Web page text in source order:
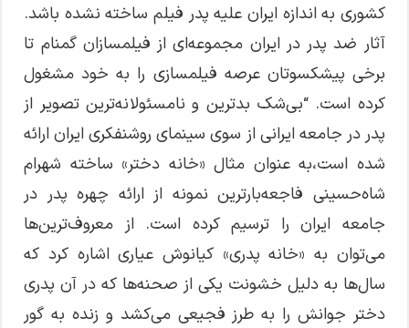
کشوری به اندازه ایران علیه پدر فیلم ساخته نشده باشد.
آثار ضد پدر در ایران مجموعه‌ای از فیلمسازان گمنام تا
برخی پیشکسوتان عرصه فیلمسازی را به خود مشغول
کرده است. “بی‌شک بدترین و نامسئولانه‌ترین تصویر از
پدر در جامعه ایرانی از سوی سینمای روشنفکری ایران ارائه
شده است،به عنوان مثال «خانه دختر» ساخته شهرام
شاه‌حسینی فاجعه‌بارترین نمونه از ارائه چهره پدر در
جامعه ایران را ترسیم کرده است. از معروف‌ترین‌ها
می‌توان به «خانه پدری» کیانوش عیاری اشاره کرد که
سال‌ها به دلیل خشونت یکی از صحنه‌ها که در آن پدری
دختر جوانش را به طرز فجیعی می‌کشد و زنده به گور